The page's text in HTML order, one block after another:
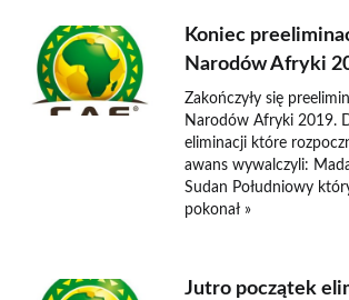
Koniec
Narodów Afryki
Zakończyły się
Narodów Afryki 2019.
eliminacji które
awans wywalczyli:
Sudan Południowy
pokonał »
Jutro początek